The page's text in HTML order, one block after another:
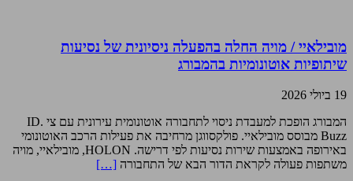
מובילאיי / מויה החלה בהפעלה ניסיונית של נסיעות
שיתופיות אוטונומיות בהמבורג
19 ביולי 2026
המבורג הופכת למעבדת ניסוי לתחבורה אוטונומית עירונית עם צי ID.
Buzz מבוסס מובילאיי. פולקסווגן מרחיבה את פעילות הרכב האוטונומי
באירופה באמצעות שירות נסיעות לפי דרישה. HOLON, מובילאיי, מויה
משתפות פעולה לקראת הדור הבא של התחבורה […]